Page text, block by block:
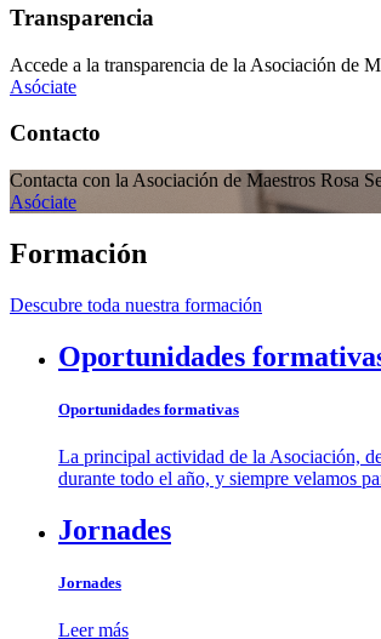
Transparencia
Accede a la transparencia de la Asociación de
Asóciate
Contacto
Contacta con la Asociación de Maestros Rosa
Asóciate
Formación
Descubre toda nuestra formación
Oportunidades
Oportunidades formativas
La principal actividad de la Asociación,
durante todo el año, y siempre velamos
Jornades
Jornades
Leer más